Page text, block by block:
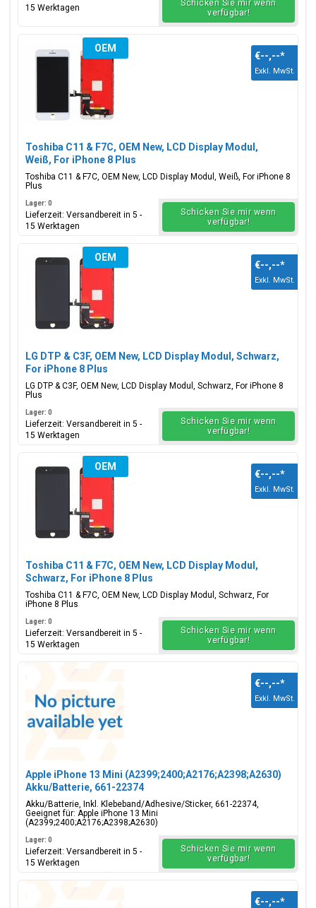
15 Werktagen
Schicken Sie mir wenn
verfügbar!
OEM
Toshiba C11 & F7C, OEM New, LCD Display Modul,
Weiß, For iPhone 8 Plus
Toshiba C11 & F7C, OEM New, LCD Display Modul, Weiß, For iPhone 8
Plus
€--,--*
Exkl. MwSt.
Lager: 0
Lieferzeit: Versandbereit in 5 -
15 Werktagen
Schicken Sie mir wenn
verfügbar!
OEM
LG DTP & C3F, OEM New, LCD Display Modul, Schwarz,
For iPhone 8 Plus
LG DTP & C3F, OEM New, LCD Display Modul, Schwarz, For iPhone 8
Plus
€--,--*
Exkl. MwSt.
Lager: 0
Lieferzeit: Versandbereit in 5 -
15 Werktagen
Schicken Sie mir wenn
verfügbar!
OEM
Toshiba C11 & F7C, OEM New, LCD Display Modul,
Schwarz, For iPhone 8 Plus
Toshiba C11 & F7C, OEM New, LCD Display Modul, Schwarz, For
iPhone 8 Plus
€--,--*
Exkl. MwSt.
Lager: 0
Lieferzeit: Versandbereit in 5 -
15 Werktagen
Schicken Sie mir wenn
verfügbar!
Apple iPhone 13 Mini (A2399;2400;A2176;A2398;A2630)
Akku/Batterie, 661-22374
Akku/Batterie, Inkl. Klebeband/Adhesive/Sticker, 661-22374,
Geeignet für: Apple iPhone 13 Mini
(A2399;2400;A2176;A2398;A2630)
€--,--*
Exkl. MwSt.
Lager: 0
Lieferzeit: Versandbereit in 5 -
15 Werktagen
Schicken Sie mir wenn
verfügbar!
€--,--*